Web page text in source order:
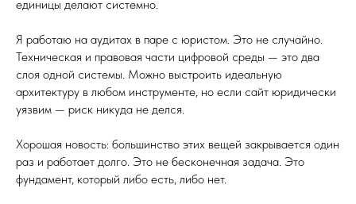
единицы делают системно.
Я работаю на аудитах в паре с юристом. Это не случайно.
Техническая и правовая части цифровой среды — это два
слоя одной системы. Можно выстроить идеальную
архитектуру в любом инструменте, но если сайт юридически
уязвим — риск никуда не делся.
Хорошая новость: большинство этих вещей закрывается один
раз и работает долго. Это не бесконечная задача. Это
фундамент, который либо есть, либо нет.